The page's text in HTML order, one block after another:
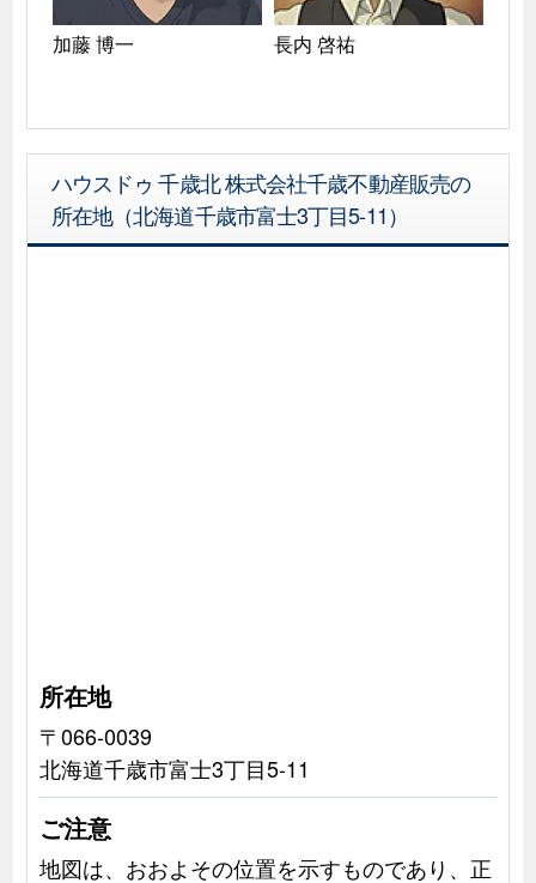
長内 啓祐
ハウスドゥ 千歳北 株式会社千歳不動産販売の
所在地（北海道千歳市富士3丁目5-11）
所在地
〒066-0039
北海道千歳市富士3丁目5-11
ご注意
地図は、おおよその位置を示すものであり、正